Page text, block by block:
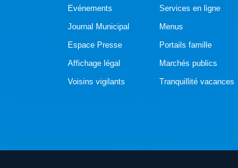
Evénements
Journal Municipal
Espace Presse
Affichage légal
Voisins vigilants
Services en ligne
Menus
Portails famille
Marchés publics
Tranquillité vacances